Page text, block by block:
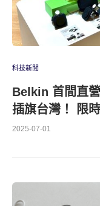
科技新聞
Belkin 首間直
插旗台灣！ 限
2025-07-01